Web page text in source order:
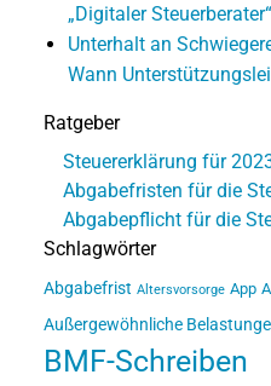
„Digitaler Steuerberater“
Unterhalt an
Wann
Ratgeber
Steuererklärung für
Abgabefristen für die
Abgabepflicht für die
Schlagwörter
Abgabefrist Altersvorsorge App
Außergewöhnliche
BMF-Schreiben